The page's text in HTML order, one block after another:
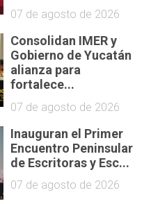
07 de agosto de 2026
Consolidan IMER y
Gobierno de Yucatán
alianza para
fortalece...
07 de agosto de 2026
Inauguran el Primer
Encuentro Peninsular
de Escritoras y Esc...
07 de agosto de 2026